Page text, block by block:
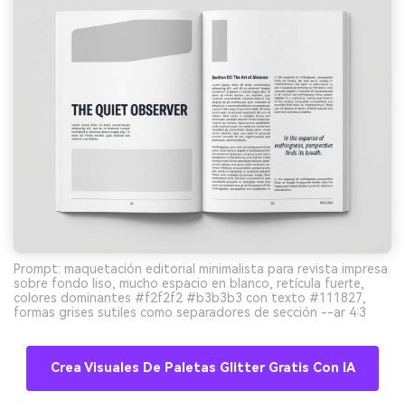
Prompt: maquetación editorial minimalista para revista impresa
sobre fondo liso, mucho espacio en blanco, retícula fuerte,
colores dominantes #f2f2f2 #b3b3b3 con texto #111827,
formas grises sutiles como separadores de sección --ar 4:3
Crea Visuales De Paletas Glitter Gratis Con IA